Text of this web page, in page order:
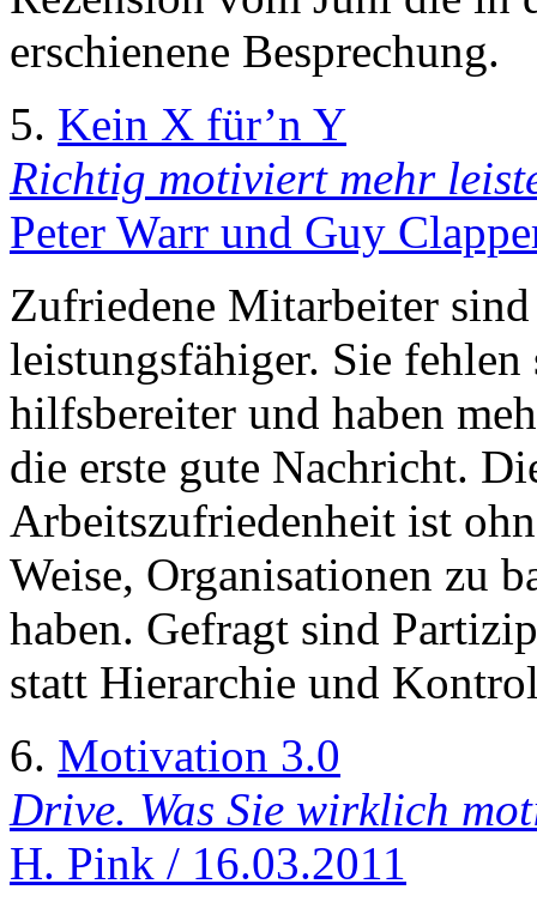
erschienene Besprechung.
5. Kein X für’n Y
Richtig motiviert mehr
Peter Warr und Guy
Zufriedene Mitarbeiter
leistungsfähiger. Sie
hilfsbereiter und haben
die erste gute Nachricht.
Arbeitszufriedenheit ist
Weise, Organisationen zu
haben. Gefragt sind
statt Hierarchie und
6. Motivation 3.0
Drive. Was Sie wirklich
H. Pink / 16.03.2011